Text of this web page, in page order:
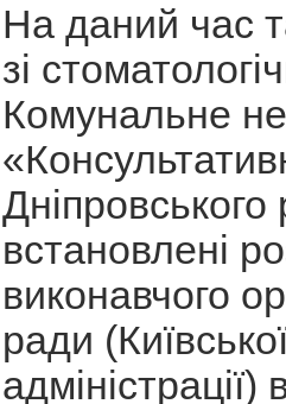
На даний час
зі
Комунальне
встановлені
виконавчого
ради